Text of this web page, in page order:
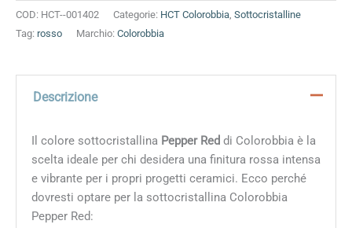
COD: HCT--001402 Categorie: HCT Colorobbia, Sottocristalline
Tag: rosso Marchio: Colorobbia
Descrizione
Il colore sottocristallina Pepper Red di Colorobbia è la
scelta ideale per chi desidera una finitura rossa intensa
e vibrante per i propri progetti ceramici. Ecco perché
dovresti optare per la sottocristallina Colorobbia
Pepper Red: